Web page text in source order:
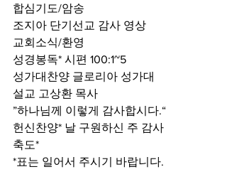
합심기도/암송
조지아 단기선교 감사 영상
교회소식/환영
성경봉독* 시편 100:1~5
성가대찬양 글로리아 성가대
설교 고상환 목사
”하나님께 이렇게 감사합시다.“
헌신찬양* 날 구원하신 주 감사
축도*
*표는 일어서 주시기 바랍니다.